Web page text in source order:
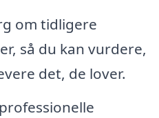
om tidligere
så du kan vurdere,
det, de lover.